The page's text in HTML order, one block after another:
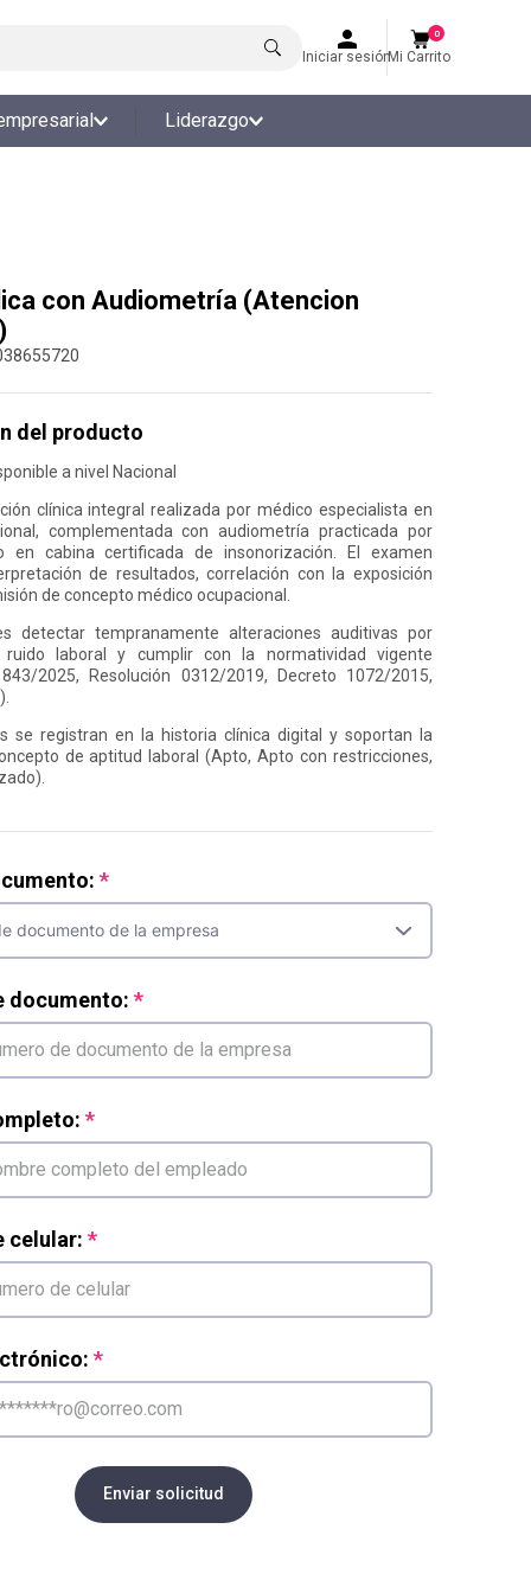
Iniciar sesiónMi Carrito
0
Liderazgo
con Audiometría (Atencion
del producto
a nivel Nacional
clínica integral realizada por médico especialista en
complementada con audiometría practicada por
en cabina certificada de insonorización. El examen
de resultados, correlación con la exposición
de concepto médico ocupacional.
detectar tempranamente alteraciones auditivas por
ruido laboral y cumplir con la normatividad vigente
2025, Resolución 0312/2019, Decreto 1072/2015,
se registran en la historia clínica digital y soportan la
de aptitud laboral (Apto, Apto con restricciones,
documento:
celular:
Enviar solicitud